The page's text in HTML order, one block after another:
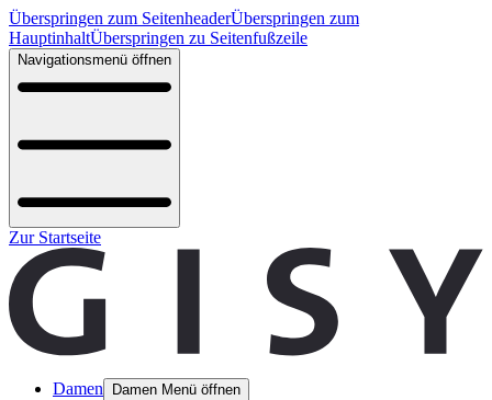
Überspringen zum SeitenheaderÜberspringen zum
HauptinhaltÜberspringen zu Seitenfußzeile
Navigationsmenü öffnen
Zur Startseite
Damen Damen Menü öffnen